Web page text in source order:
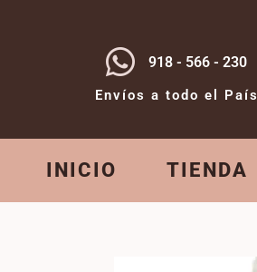
918 - 566 - 230
Envíos a todo el País
INICIO TIENDA